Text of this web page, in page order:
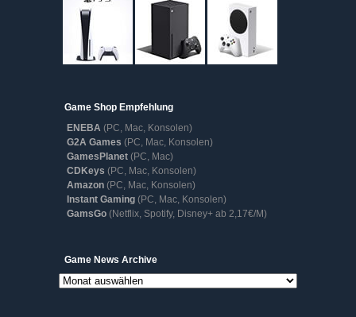
Game Shop Empfehlung
ENEBA (PC, Mac, Konsolen)
G2A Games (PC, Mac, Konsolen)
GamesPlanet (PC, Mac)
CDKeys (PC, Mac, Konsolen)
Amazon (PC, Mac, Konsolen)
Instant Gaming (PC, Mac, Konsolen)
GamsGo (Netflix, Spotify, Disney+ ab 2,17€/M)
Game News ArchiveGame
News
Archive